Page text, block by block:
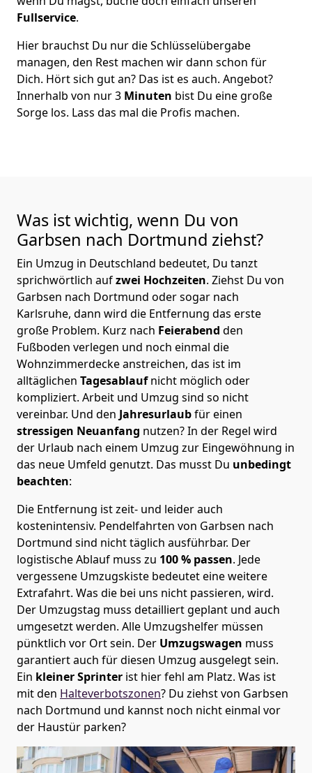
Fullservice.
Hier brauchst Du nur die Schlüsselübergabe
managen, den Rest machen wir dann schon für
Dich. Hört sich gut an? Das ist es auch. Angebot?
Innerhalb von nur 3 Minuten bist Du eine große
Sorge los. Lass das mal die Profis machen.
Was ist wichtig, wenn Du von
Garbsen nach Dortmund ziehst?
Ein Umzug in Deutschland bedeutet, Du tanzt
sprichwörtlich aufzwei Hochzeiten. Ziehst Du von
Garbsen nach Dortmund oder sogar nach
Karlsruhe, dann wird die Entfernung das erste
große Problem. Kurz nach Feierabend den
Fußboden verlegen und noch einmal die
Wohnzimmerdecke anstreichen, das ist im
alltäglichen Tagesablaufnicht möglich oder
kompliziert. Arbeit und Umzug sind so nicht
vereinbar. Und den Jahresurlaubfür einen
stressigen Neuanfang nutzen? In der Regel wird
der Urlaub nach einem Umzug zur Eingewöhnung in
das neue Umfeld genutzt. Das musst Du unbedingt
beachten:
Die Entfernung ist zeit- und leider auch
kostenintensiv. Pendelfahrten von Garbsen nach
Dortmund sind nicht täglich ausführbar. Der
logistische Ablauf muss zu 100 % passen. Jede
vergessene Umzugskiste bedeutet eine weitere
Extrafahrt. Was die bei uns nicht passieren, wird.
Der Umzugstag muss detailliert geplant und auch
umgesetzt werden. Alle Umzugshelfer müssen
pünktlich vor Ort sein. Der Umzugswagen muss
garantiert auch für diesen Umzug ausgelegt sein.
Ein kleiner Sprinter ist hier fehl am Platz. Was ist
mit den Halteverbotszonen? Du ziehst von Garbsen
nach Dortmund und kannst noch nicht einmal vor
der Haustür parken?